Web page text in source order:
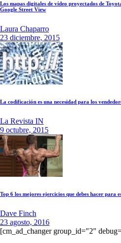
Los mapas digitales de vídeo proyectados de
Google Street View
Laura Chaparro
23 diciembre, 2015
La codificación es una necesidad para los
La Revista IN
9 octubre, 2015
Top 6 los mejores ejercicios que debes hacer para
Dave Finch
23 agosto, 2016
[cm_ad_changer group_id="2"